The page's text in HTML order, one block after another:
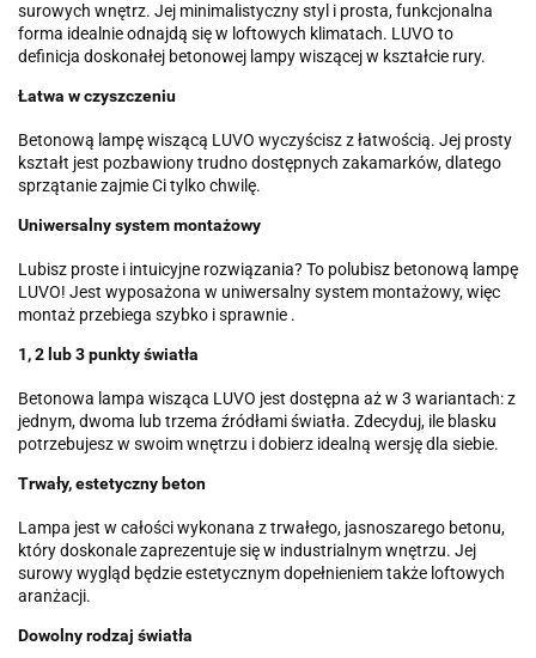
surowych wnętrz. Jej minimalistyczny styl i prosta, funkcjonalna
forma idealnie odnajdą się w loftowych klimatach. LUVO to
definicja doskonałej betonowej lampy wiszącej w kształcie rury.
Łatwa w czyszczeniu
Betonową lampę wiszącą LUVO wyczyścisz z łatwością. Jej prosty
kształt jest pozbawiony trudno dostępnych zakamarków, dlatego
sprzątanie zajmie Ci tylko chwilę.
Uniwersalny system montażowy
Lubisz proste i intuicyjne rozwiązania? To polubisz betonową lampę
LUVO! Jest wyposażona w uniwersalny system montażowy, więc
montaż przebiega szybko i sprawnie .
1, 2 lub 3 punkty światła
Betonowa lampa wisząca LUVO jest dostępna aż w 3 wariantach: z
jednym, dwoma lub trzema źródłami światła. Zdecyduj, ile blasku
potrzebujesz w swoim wnętrzu i dobierz idealną wersję dla siebie.
Trwały, estetyczny beton
Lampa jest w całości wykonana z trwałego, jasnoszarego betonu,
który doskonale zaprezentuje się w industrialnym wnętrzu. Jej
surowy wygląd będzie estetycznym dopełnieniem także loftowych
aranżacji.
Dowolny rodzaj światła